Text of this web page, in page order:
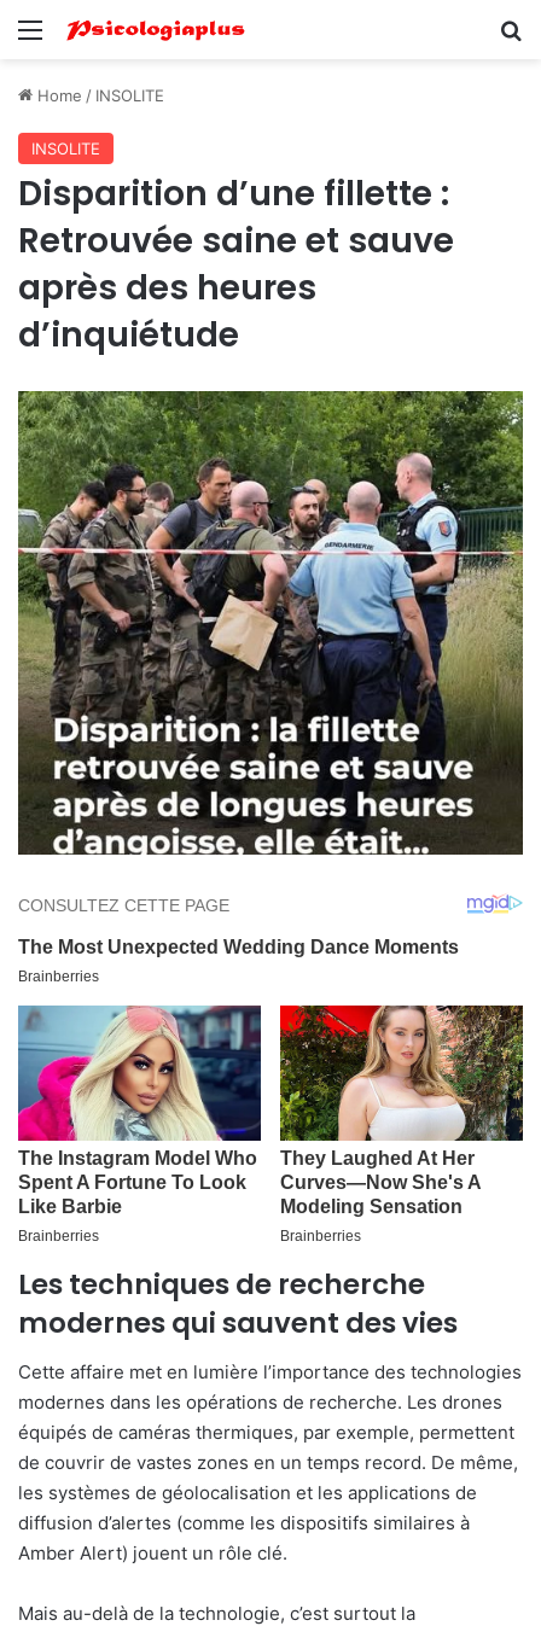
Menu
Home / INSOLITE
INSOLITE
Disparition d’une fillette :
Retrouvée saine et sauve
après des heures
d’inquiétude
Les techniques de recherche
modernes qui sauvent des vies
Cette affaire met en lumière l’importance des technologies
modernes dans les opérations de recherche. Les drones
équipés de caméras thermiques, par exemple, permettent
de couvrir de vastes zones en un temps record. De même,
les systèmes de géolocalisation et les applications de
diffusion d’alertes (comme les dispositifs similaires à
Amber Alert) jouent un rôle clé.
Mais au-delà de la technologie, c’est surtout la